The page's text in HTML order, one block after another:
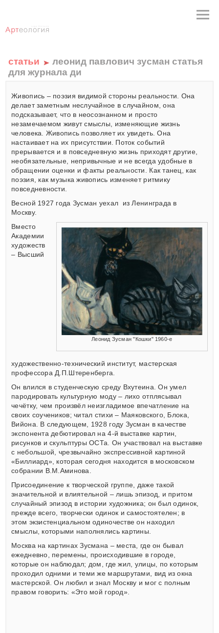
статьи
леонид павлович зусман статья
для журнала ди
Живопись – поэзия видимой стороны реальности. Она
делает заметным неслучайное в случайном, она
подсказывает, что в неосознанном и просто
незамечаемом живут смыслы, изменяющие жизнь
человека. Живопись позволяет их увидеть. Она
настаивает на их присутствии. Поток событий
прерывается и в повседневную жизнь приходят другие,
необязательные, непривычные и не всегда удобные в
обращении оценки и факты реальности. Как танец, как
поэзия, как музыка живопись изменяет ритмику
повседневности.
Весной 1927 года Зусман уехал из Ленинграда в
Москву.
Леонид Зусман "Кошки" 1960-е
Вместо
Академии
художеств
– Высший
художественно-технический институт, мастерская
профессора Д.П.Штеренберга.
Он влился в студенческую среду Вхутеина. Он умел
пародировать культурную моду – лихо отплясывал
чечётку, чем произвёл неизгладимое впечатление на
своих соучеников; читал стихи – Маяковского, Блока,
Вийона. В следующем, 1928 году Зусман в качестве
экспонента дебютировал на 4-й выставке картин,
рисунков и скульптуры ОСТа. Он участвовал на выставке
с небольшой, чрезвычайно экспрессивной картиной
«Биллиард», которая сегодня находится в московском
собрании В.М.Аминова.
Присоединение к творческой группе, даже такой
значительной и влиятельной – лишь эпизод, и притом
случайный эпизод в истории художника; он был одинок,
прежде всего, творчески одинок и самостоятелен; в
этом экзистенциальном одиночестве он находил
смыслы, которыми наполнялись картины.
Москва на картинах Зусмана – места, где он бывал
ежедневно, перемены, происходившие в городе,
которые он наблюдал; дом, где жил, улицы, по которым
проходил одними и теми же маршрутами, вид из окна
мастерской. Он любил и знал Москву и мог с полным
правом говорить: «Это мой город».